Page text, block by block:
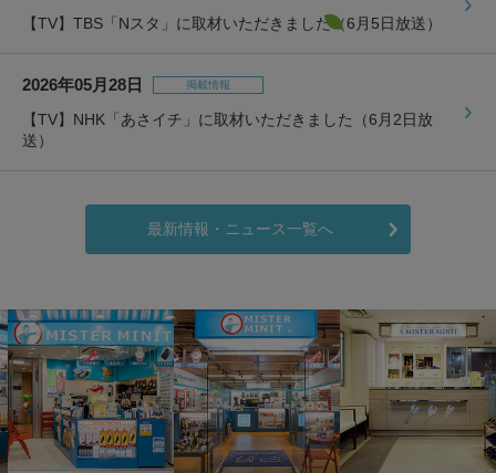
【TV】TBS「Nスタ」に取材いただきました（6月5日放送）
2026年05月28日 掲載情報
【TV】NHK「あさイチ」に取材いただきました（6月2日放
送）
最新情報・ニュース一覧へ